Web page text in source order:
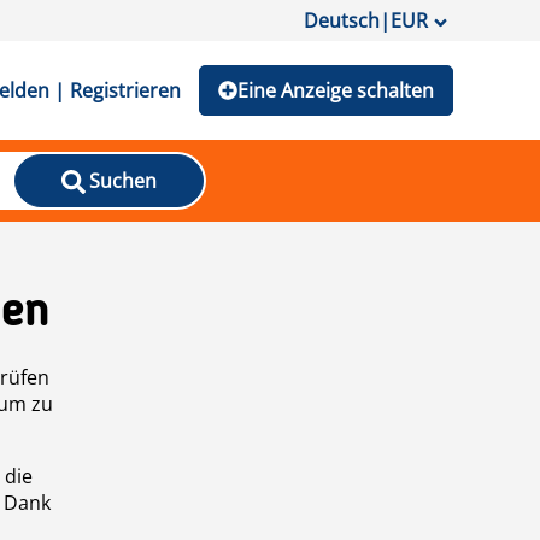
Deutsch|EUR
| Registrieren Eine Anzeige schalten
Suchen
zu
die